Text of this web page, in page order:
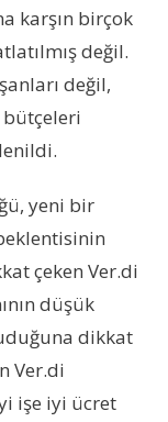
karşın birçok
değil.
değil,
bütçeleri
yeni bir
çeken Ver.di
düşük
dikkat
Ver.di
işe iyi ücret